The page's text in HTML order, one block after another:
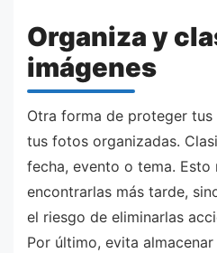
Organiza y
imágenes
Otra forma de proteger
tus fotos organizadas.
fecha, evento o tema.
encontrarlas más tarde,
el riesgo de eliminarlas
Por último, evita